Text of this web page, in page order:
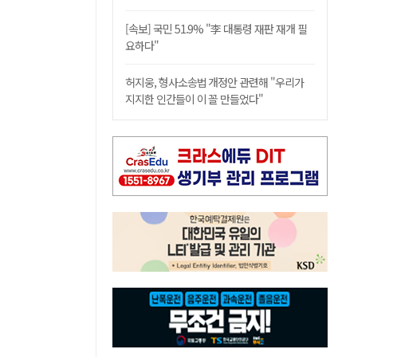
[속보] 국민 51.9% "李 대통령 재판 재개 필
요하다"
허지웅, 형사소송법 개정안 관련해 "우리가
지지한 인간들이 이 꼴 만들었다"